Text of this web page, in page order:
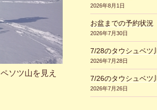
ソツ山を見え
2026年8月1日
お盆までの予約状況
2026年7月30日
7/28のタウシュベツ
2026年7月28日
7/26のタウシュベツ
2026年7月26日